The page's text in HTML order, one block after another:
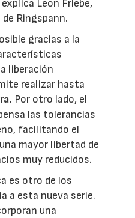
explica Leon Friebe,
Ringspann.
gracias a la
liberación
realizar hasta
Por otro lado, el
las tolerancias
facilitando el
mayor libertad de
muy reducidos.
es otro de los
a esta nueva serie.
una